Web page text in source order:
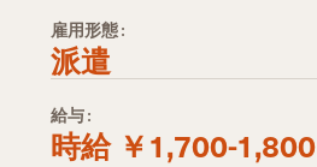
雇用形態:
派遣
給与:
時給 ￥1,700-1,800